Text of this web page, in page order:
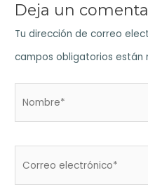
Deja un
Tu dirección de correo
campos obligatorios están